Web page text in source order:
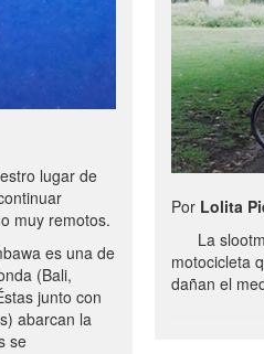
lugar de
muy remotos.
es una de
(Bali,
junto con
abarcan la
se
Por Lolita
La
motocicleta
dañan el